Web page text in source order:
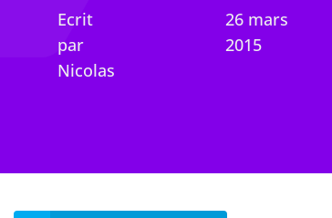
Ecrit
par
Nicolas
26 mars
2015